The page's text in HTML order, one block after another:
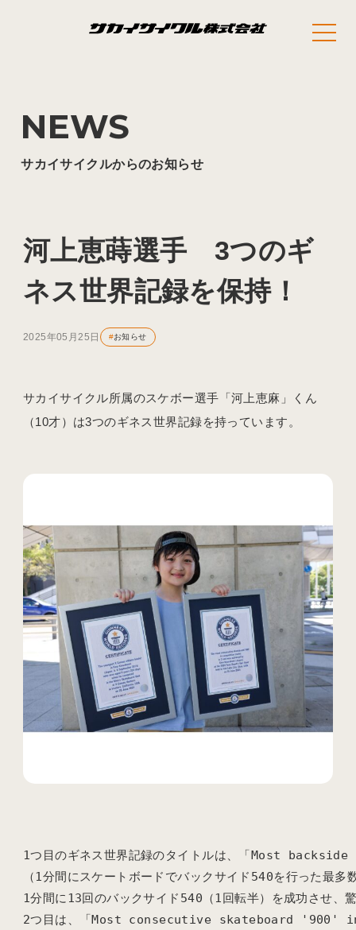
NEWS
サカイサイクルからのお知らせ
河上恵蒔選手 3つのギ
ネス世界記録を保持！
2025年05月25日 #お知らせ
サカイサイクル所属のスケボー選手「河上恵麻」くん
（10才）は3つのギネス世界記録を持っています。
1つ目のギネス世界記録のタイトルは、「Most
（1分間にスケートボードでバックサイド540を行った最多
1分間に13回のバックサイド540（1回転半）を成功させ、
2つ目は、「Most consecutive skateboard